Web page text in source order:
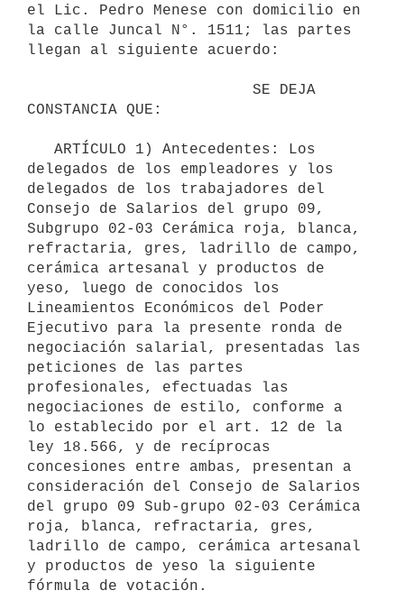
el Lic. Pedro Menese con domicilio en
la calle Juncal N°. 1511; las partes
llegan al siguiente acuerdo:
CONSTANCIA QUE:
delegados de los empleadores y los
delegados de los trabajadores del
Consejo de Salarios del grupo 09,
Subgrupo 02-03 Cerámica roja, blanca,
refractaria, gres, ladrillo de campo,
cerámica artesanal y productos de
yeso, luego de conocidos los
Lineamientos Económicos del Poder
Ejecutivo para la presente ronda de
negociación salarial, presentadas las
peticiones de las partes
profesionales, efectuadas las
negociaciones de estilo, conforme a
lo establecido por el art. 12 de la
ley 18.566, y de recíprocas
concesiones entre ambas, presentan a
consideración del Consejo de Salarios
del grupo 09 Sub-grupo 02-03 Cerámica
roja, blanca, refractaria, gres,
ladrillo de campo, cerámica artesanal
y productos de yeso la siguiente
fórmula de votación.